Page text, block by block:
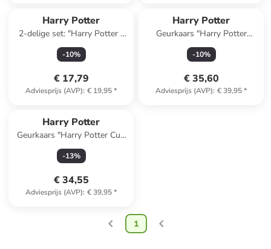
Harry Potter
2-delige set: "Harry Potter -
Hedwig Plush" wit
-10%
€ 17,79
Adviesprijs (AVP): € 19,95*
Harry Potter
Geurkaars "Harry Potter
Hogwarts" zwart - 200 g
-10%
€ 35,60
Adviesprijs (AVP): € 39,95*
Harry Potter
Geurkaars "Harry Potter Cup
Gryffindor" zwart/rood - 275
g
-13%
€ 34,55
Adviesprijs (AVP): € 39,95*
1